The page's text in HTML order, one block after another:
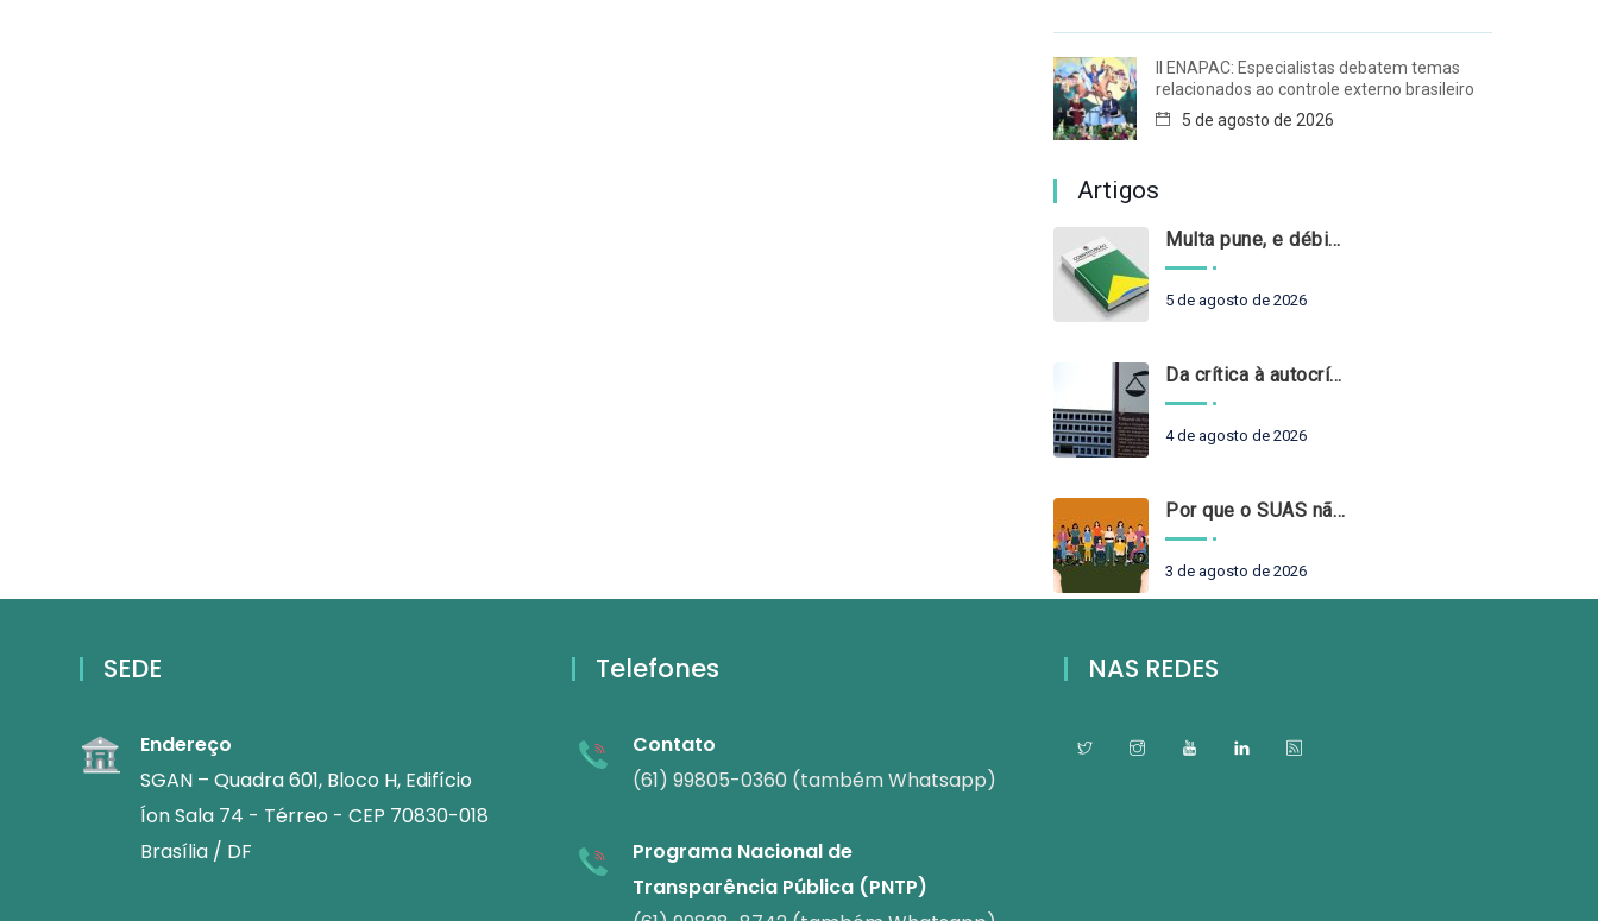
II ENAPAC: Especialistas debatem temas
relacionados ao controle externo brasileiro
5 de agosto de 2026
Artigos
Multa pune, e débito recompõe. § 3º do art. 71 da Constituição: um problema de legística formal
5 de agosto de 2026
Da crítica à autocrítica: Tribunais de Contas sob um novo olhar?
4 de agosto de 2026
Por que o SUAS não pode esperar?
3 de agosto de 2026
SEDE
Endereço
SGAN – Quadra 601, Bloco H, Edifício
Íon Sala 74 - Térreo - CEP 70830-018
Brasília / DF
Telefones
Contato
(61) 99805-0360 (também Whatsapp)
Programa Nacional de
Transparência Pública (PNTP)
NAS REDES